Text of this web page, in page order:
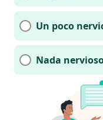
Un poco
Nada